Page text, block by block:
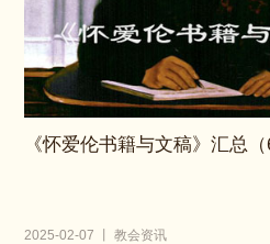
《怀爱伦书籍与文稿》汇总（
2025-02-07 丨 教会资讯